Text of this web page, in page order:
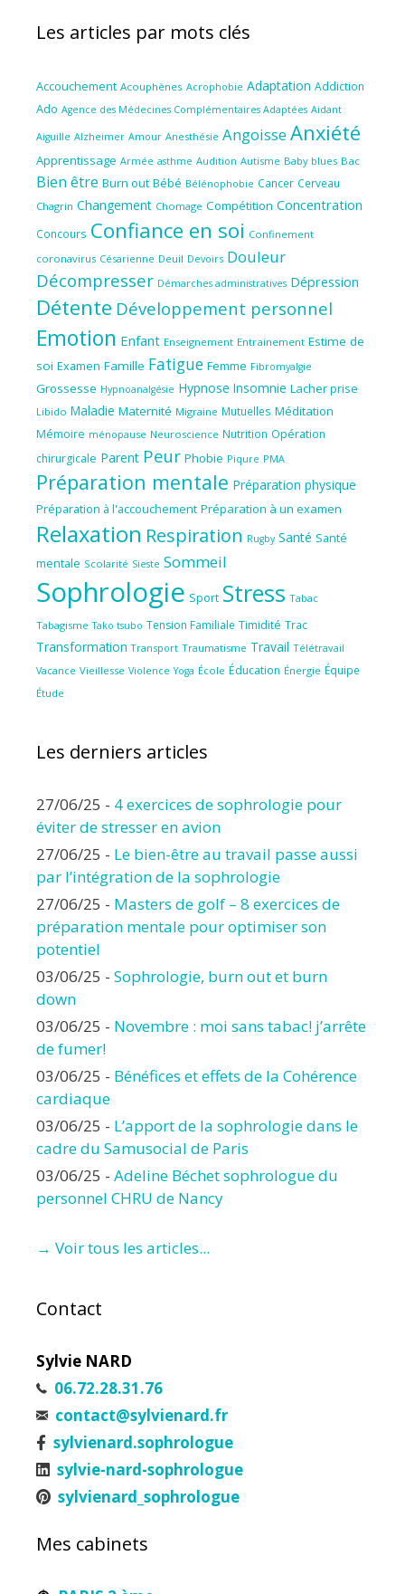
Les articles par mots clés
Accouchement Acouphènes Acrophobie Adaptation Addiction
Ado Agence des Médecines Complémentaires Adaptées Aidant
Aiguille Alzheimer Amour Anesthésie Angoisse Anxiété
Apprentissage Armée asthme Audition Autisme Baby blues Bac
Bien être Burn out Bébé Bélénophobie Cancer Cerveau
Chagrin Changement Chomage Compétition Concentration
Concours Confiance en soi Confinement
coronavirus Césarienne Deuil Devoirs Douleur
Décompresser Démarches administratives Dépression
Détente Développement personnel
Emotion Enfant Enseignement Entrainement Estime de
soi Examen Famille Fatigue Femme Fibromyalgie
Grossesse Hypnoanalgésie Hypnose Insomnie Lacher prise
Libido Maladie Maternité Migraine Mutuelles Méditation
Mémoire ménopause Neuroscience Nutrition Opération
chirurgicale Parent Peur Phobie Piqure PMA
Préparation mentale Préparation physique
Préparation à l'accouchement Préparation à un examen
Relaxation Respiration Rugby Santé Santé
mentale Scolarité Sieste Sommeil
Sophrologie Sport Stress Tabac
Tabagisme Tako tsubo Tension Familiale Timidité Trac
Transformation Transport Traumatisme Travail Télétravail
Vacance Vieillesse Violence Yoga École Éducation Énergie Équipe
Étude
Les derniers articles
27/06/25 - 4 exercices de sophrologie pour
éviter de stresser en avion
27/06/25 - Le bien-être au travail passe aussi
par l’intégration de la sophrologie
27/06/25 - Masters de golf – 8 exercices de
préparation mentale pour optimiser son
potentiel
03/06/25 - Sophrologie, burn out et burn
down
03/06/25 - Novembre : moi sans tabac! j’arrête
de fumer!
03/06/25 - Bénéfices et effets de la Cohérence
cardiaque
03/06/25 - L’apport de la sophrologie dans le
cadre du Samusocial de Paris
03/06/25 - Adeline Béchet sophrologue du
personnel CHRU de Nancy
→ Voir tous les articles...
Contact
Sylvie NARD
06.72.28.31.76
contact@sylvienard.fr
sylvienard.sophrologue
sylvie-nard-sophrologue
sylvienard_sophrologue
Mes cabinets